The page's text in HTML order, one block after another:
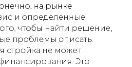
на рынке
и определенные
чтобы найти решение,
проблемы описать.
стройка не может
Это